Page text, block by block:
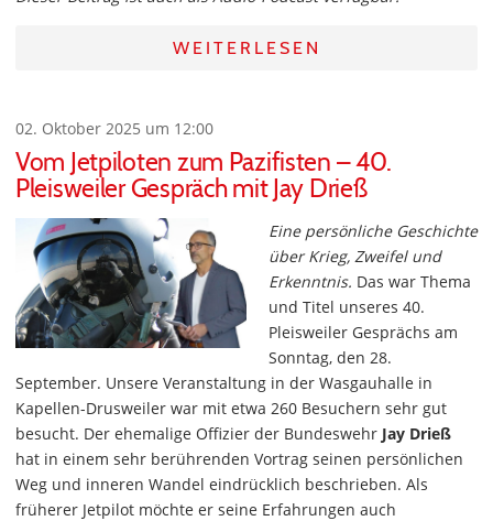
WEITERLESEN
02. Oktober 2025 um 12:00
Vom Jetpiloten zum Pazifisten – 40.
Pleisweiler Gespräch mit Jay Drieß
Eine persönliche Geschichte
über Krieg, Zweifel und
Erkenntnis. Das war Thema
und Titel unseres 40.
Pleisweiler Gesprächs am
Sonntag, den 28.
September. Unsere Veranstaltung in der Wasgauhalle in
Kapellen-Drusweiler war mit etwa 260 Besuchern sehr gut
besucht. Der ehemalige Offizier der Bundeswehr Jay Drieß
hat in einem sehr berührenden Vortrag seinen persönlichen
Weg und inneren Wandel eindrücklich beschrieben. Als
früherer Jetpilot möchte er seine Erfahrungen auch